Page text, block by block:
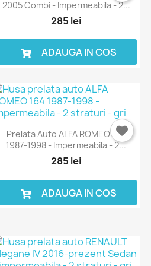
2005 Combi - Impermeabila - 2...
285 lei
ADAUGA IN COS
Prelata Auto ALFA ROMEO 164
1987-1998 - Impermeabila - 2...
285 lei
ADAUGA IN COS